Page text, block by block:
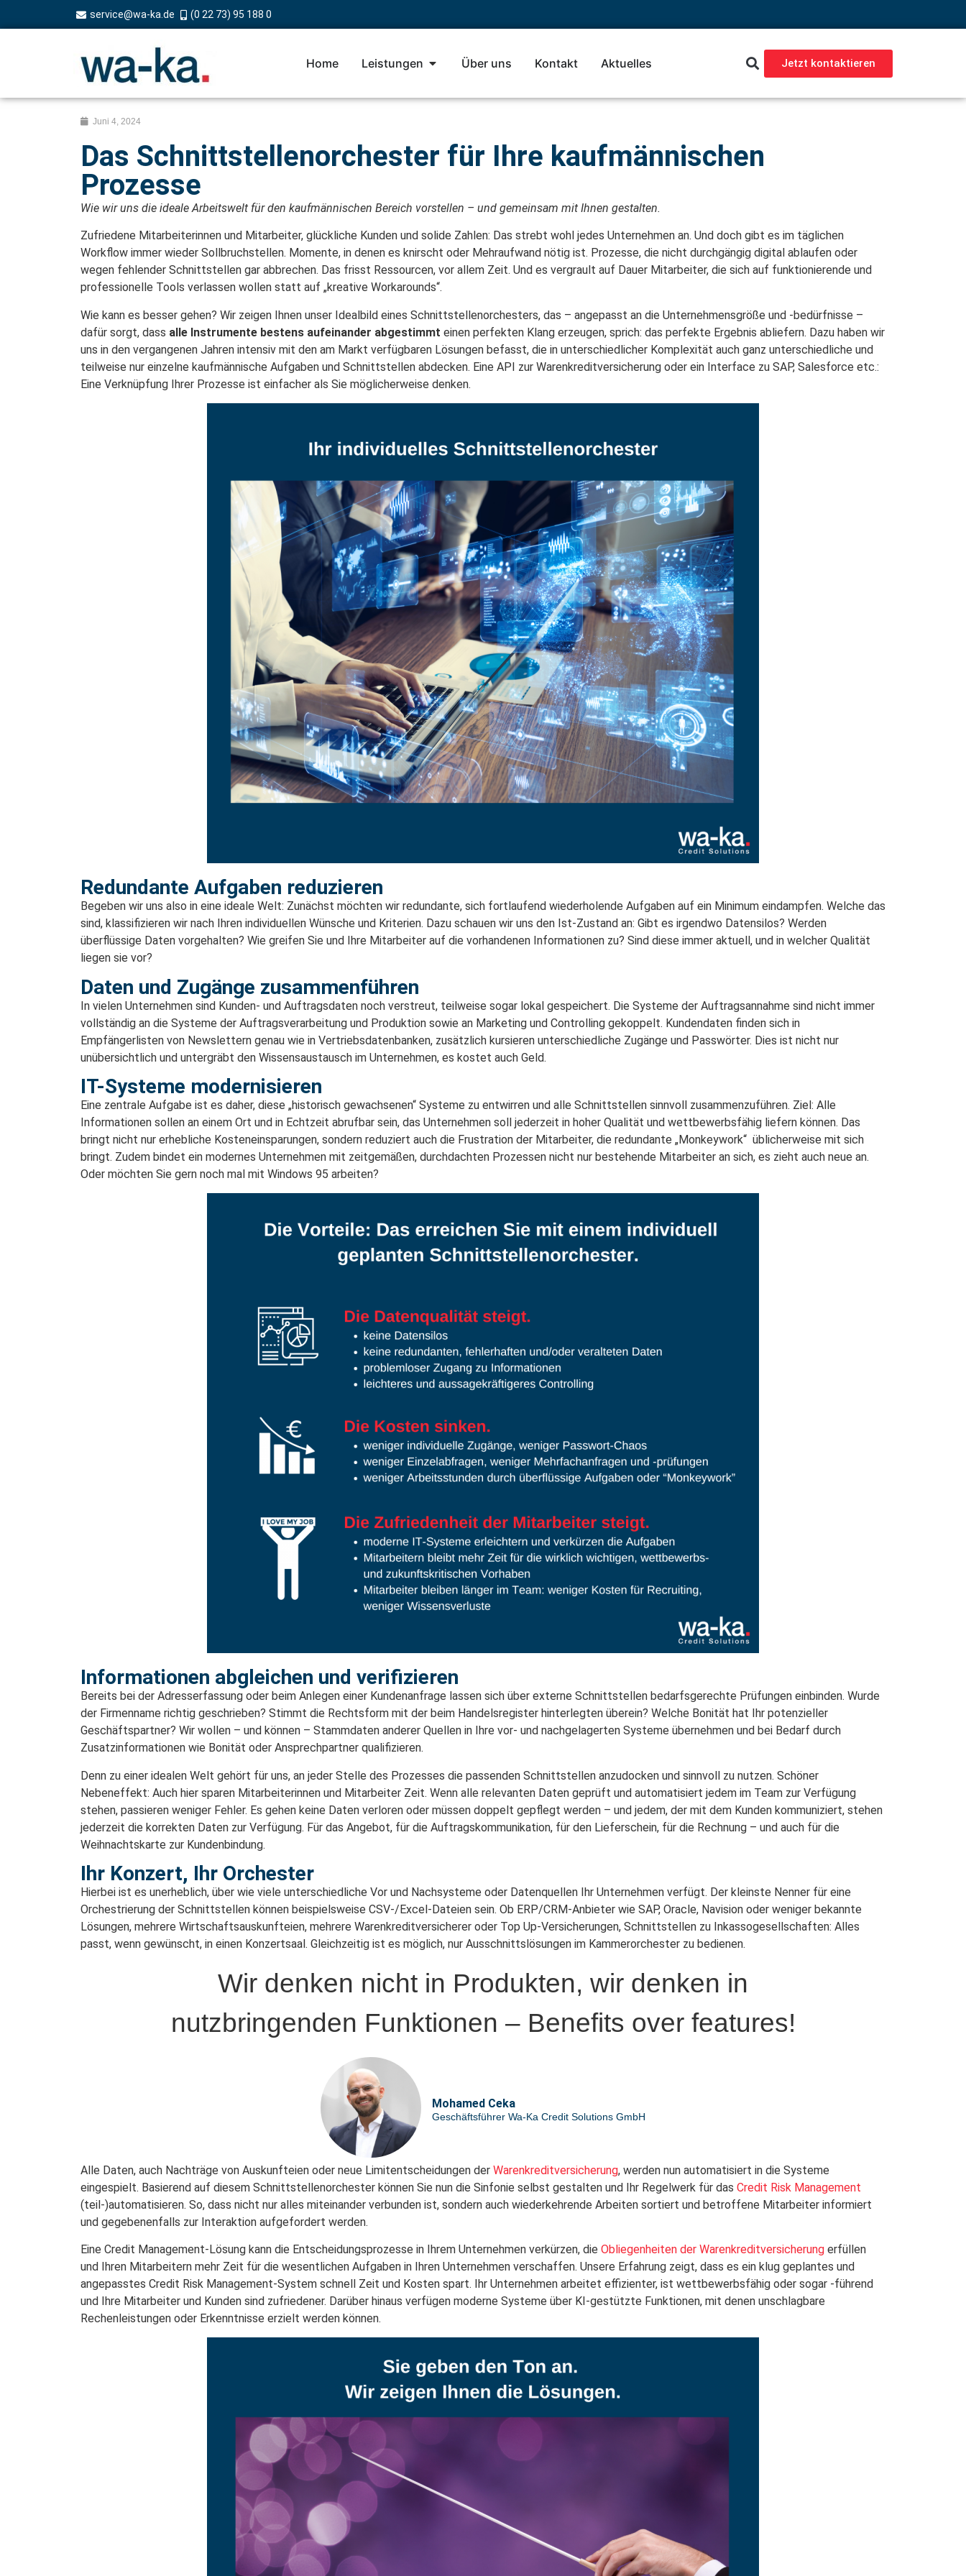
service@wa-ka.de (0 22 73) 95 188 0
Home Leistungen Über uns Kontakt Aktuelles Jetzt kontaktieren
Juni 4, 2024
Das Schnittstellenorchester für Ihre kaufmännischen
Prozesse
Wie wir uns die ideale Arbeitswelt für den kaufmännischen Bereich vorstellen – und gemeinsam mit Ihnen gestalten.
Zufriedene Mitarbeiterinnen und Mitarbeiter, glückliche Kunden und solide Zahlen: Das strebt wohl jedes Unternehmen an. Und doch gibt es im täglichen
Workflow immer wieder Sollbruchstellen. Momente, in denen es knirscht oder Mehraufwand nötig ist. Prozesse, die nicht durchgängig digital ablaufen oder
wegen fehlender Schnittstellen gar abbrechen. Das frisst Ressourcen, vor allem Zeit. Und es vergrault auf Dauer Mitarbeiter, die sich auf funktionierende und
professionelle Tools verlassen wollen statt auf „kreative Workarounds“.
Wie kann es besser gehen? Wir zeigen Ihnen unser Idealbild eines Schnittstellenorchesters, das – angepasst an die Unternehmensgröße und -bedürfnisse –
dafür sorgt, dass alle Instrumente bestens aufeinander abgestimmt einen perfekten Klang erzeugen, sprich: das perfekte Ergebnis abliefern. Dazu haben wir
uns in den vergangenen Jahren intensiv mit den am Markt verfügbaren Lösungen befasst, die in unterschiedlicher Komplexität auch ganz unterschiedliche und
teilweise nur einzelne kaufmännische Aufgaben und Schnittstellen abdecken. Eine API zur Warenkreditversicherung oder ein Interface zu SAP, Salesforce etc.:
Eine Verknüpfung Ihrer Prozesse ist einfacher als Sie möglicherweise denken.
Redundante Aufgaben reduzieren​
Begeben wir uns also in eine ideale Welt: Zunächst möchten wir redundante, sich fortlaufend wiederholende Aufgaben auf ein Minimum eindampfen. Welche das
sind, klassifizieren wir nach Ihren individuellen Wünsche und Kriterien. Dazu schauen wir uns den Ist-Zustand an: Gibt es irgendwo Datensilos? Werden
überflüssige Daten vorgehalten? Wie greifen Sie und Ihre Mitarbeiter auf die vorhandenen Informationen zu? Sind diese immer aktuell, und in welcher Qualität
liegen sie vor?
Daten und Zugänge zusammenführen
In vielen Unternehmen sind Kunden- und Auftragsdaten noch verstreut, teilweise sogar lokal gespeichert. Die Systeme der Auftragsannahme sind nicht immer
vollständig an die Systeme der Auftragsverarbeitung und Produktion sowie an Marketing und Controlling gekoppelt. Kundendaten finden sich in
Empfängerlisten von Newslettern genau wie in Vertriebsdatenbanken, zusätzlich kursieren unterschiedliche Zugänge und Passwörter. Dies ist nicht nur
unübersichtlich und untergräbt den Wissensaustausch im Unternehmen, es kostet auch Geld.
IT-Systeme modernisieren​
Eine zentrale Aufgabe ist es daher, diese „historisch gewachsenen“ Systeme zu entwirren und alle Schnittstellen sinnvoll zusammenzuführen. Ziel: Alle
Informationen sollen an einem Ort und in Echtzeit abrufbar sein, das Unternehmen soll jederzeit in hoher Qualität und wettbewerbsfähig liefern können. Das
bringt nicht nur erhebliche Kosteneinsparungen, sondern reduziert auch die Frustration der Mitarbeiter, die redundante „Monkeywork“ üblicherweise mit sich
bringt. Zudem bindet ein modernes Unternehmen mit zeitgemäßen, durchdachten Prozessen nicht nur bestehende Mitarbeiter an sich, es zieht auch neue an.
Oder möchten Sie gern noch mal mit Windows 95 arbeiten?
Informationen abgleichen und verifizieren​
Bereits bei der Adresserfassung oder beim Anlegen einer Kundenanfrage lassen sich über externe Schnittstellen bedarfsgerechte Prüfungen einbinden. Wurde
der Firmenname richtig geschrieben? Stimmt die Rechtsform mit der beim Handelsregister hinterlegten überein? Welche Bonität hat Ihr potenzieller
Geschäftspartner? Wir wollen – und können – Stammdaten anderer Quellen in Ihre vor- und nachgelagerten Systeme übernehmen und bei Bedarf durch
Zusatzinformationen wie Bonität oder Ansprechpartner qualifizieren.
Denn zu einer idealen Welt gehört für uns, an jeder Stelle des Prozesses die passenden Schnittstellen anzudocken und sinnvoll zu nutzen. Schöner
Nebeneffekt: Auch hier sparen Mitarbeiterinnen und Mitarbeiter Zeit. Wenn alle relevanten Daten geprüft und automatisiert jedem im Team zur Verfügung
stehen, passieren weniger Fehler. Es gehen keine Daten verloren oder müssen doppelt gepflegt werden – und jedem, der mit dem Kunden kommuniziert, stehen
jederzeit die korrekten Daten zur Verfügung. Für das Angebot, für die Auftragskommunikation, für den Lieferschein, für die Rechnung – und auch für die
Weihnachtskarte zur Kundenbindung.
Ihr Konzert, Ihr Orchester​
Hierbei ist es unerheblich, über wie viele unterschiedliche Vor und Nachsysteme oder Datenquellen Ihr Unternehmen verfügt. Der kleinste Nenner für eine
Orchestrierung der Schnittstellen können beispielsweise CSV-/Excel-Dateien sein. Ob ERP/CRM-Anbieter wie SAP, Oracle, Navision oder weniger bekannte
Lösungen, mehrere Wirtschaftsauskunfteien, mehrere Warenkreditversicherer oder Top Up-Versicherungen, Schnittstellen zu Inkassogesellschaften: Alles
passt, wenn gewünscht, in einen Konzertsaal. Gleichzeitig ist es möglich, nur Ausschnittslösungen im Kammerorchester zu bedienen.
Wir denken nicht in Produkten, wir denken in
nutzbringenden Funktionen – Benefits over features!
Mohamed Ceka
Geschäftsführer Wa-Ka Credit Solutions GmbH
Alle Daten, auch Nachträge von Auskunfteien oder neue Limitentscheidungen der Warenkreditversicherung, werden nun automatisiert in die Systeme
eingespielt. Basierend auf diesem Schnittstellenorchester können Sie nun die Sinfonie selbst gestalten und Ihr Regelwerk für das Credit Risk Management
(teil-)automatisieren. So, dass nicht nur alles miteinander verbunden ist, sondern auch wiederkehrende Arbeiten sortiert und betroffene Mitarbeiter informiert
und gegebenenfalls zur Interaktion aufgefordert werden.
Eine Credit Management-Lösung kann die Entscheidungsprozesse in Ihrem Unternehmen verkürzen, die Obliegenheiten der Warenkreditversicherung erfüllen
und Ihren Mitarbeitern mehr Zeit für die wesentlichen Aufgaben in Ihren Unternehmen verschaffen. Unsere Erfahrung zeigt, dass es ein klug geplantes und
angepasstes Credit Risk Management-System schnell Zeit und Kosten spart. Ihr Unternehmen arbeitet effizienter, ist wettbewerbsfähig oder sogar -führend
und Ihre Mitarbeiter und Kunden sind zufriedener. Darüber hinaus verfügen moderne Systeme über KI-gestützte Funktionen, mit denen unschlagbare
Rechenleistungen oder Erkenntnisse erzielt werden können.